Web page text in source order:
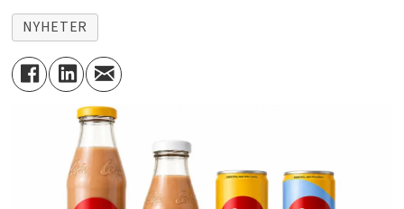
NYHETER